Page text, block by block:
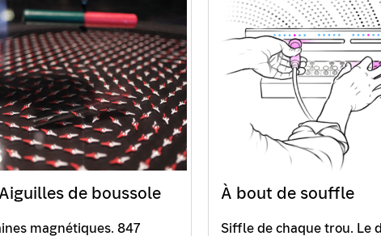
de boussole
magnétiques. 847
À bout de souffle
Siffle de chaque trou. Le